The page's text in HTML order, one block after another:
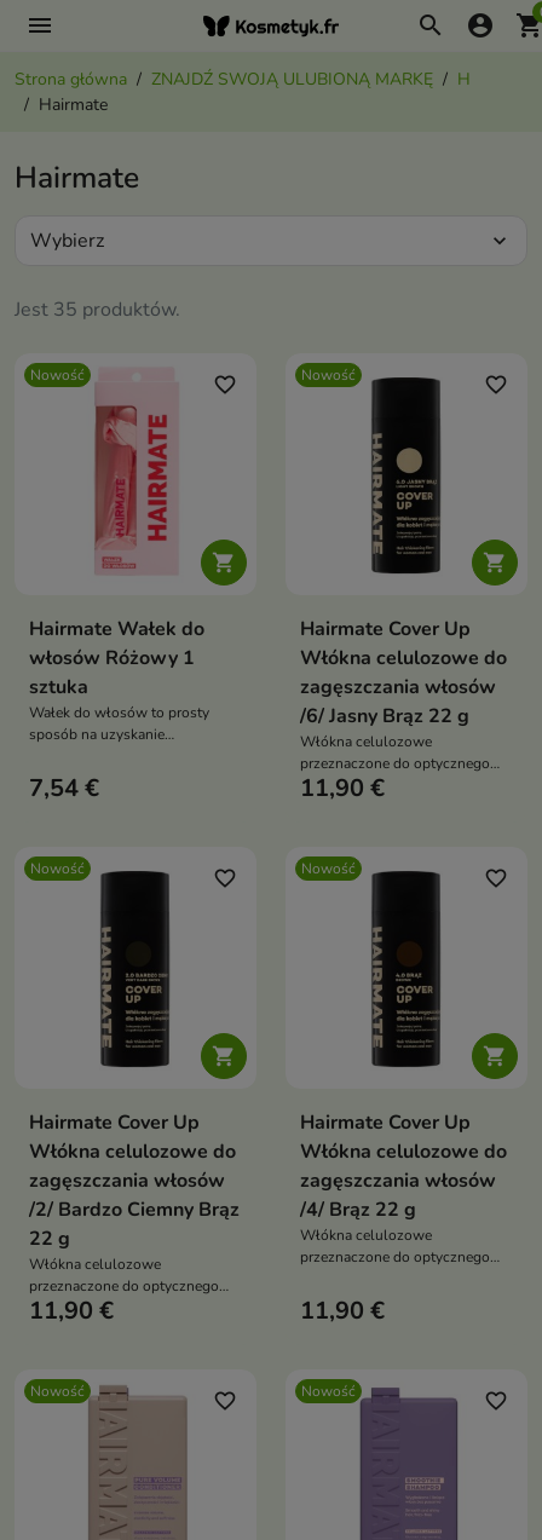
menu search account_circle
Strona główna ZNAJDŹ SWOJĄ ULUBIONĄ MARKĘ
H
Hairmate
Hairmate
Jest 35 produktów.
Wybierz expand_more
Nowość

favorite_border
Hairmate Wałek do
włosów Różowy 1
sztuka
Wałek do włosów to prosty
sposób na uzyskanie
fal bez użycia wysokiej
temperatury.
7,54 €
Nowość

favorite_border
Hairmate Cover Up
Włókna celulozowe do
zagęszczania włosów
/6/ Jasny Brąz 22 g
Włókna celulozowe
przeznaczone do optycznego
zagęszczania włosów oraz
11,90 €
Nowość

favorite_border
Hairmate Cover Up
Włókna celulozowe do
zagęszczania włosów
/2/ Bardzo Ciemny Brąz
22 g
Włókna celulozowe
przeznaczone do optycznego
zagęszczania włosów oraz
11,90 €
Nowość

favorite_border
Hairmate Cover Up
Włókna celulozowe do
zagęszczania włosów
/4/ Brąz 22 g
Włókna celulozowe
przeznaczone do optycznego
maskowania miejsc, w których
widoczna jest skóra głowy.
11,90 €
Nowość favorite_border Nowość favorite_border